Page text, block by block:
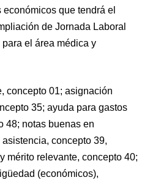
que tendrá el
de Jornada Laboral
el área médica y
concepto 01; asignación
35; ayuda para gastos
48; notas buenas en
concepto 39,
mérito relevante, concepto 40;
(económicos),